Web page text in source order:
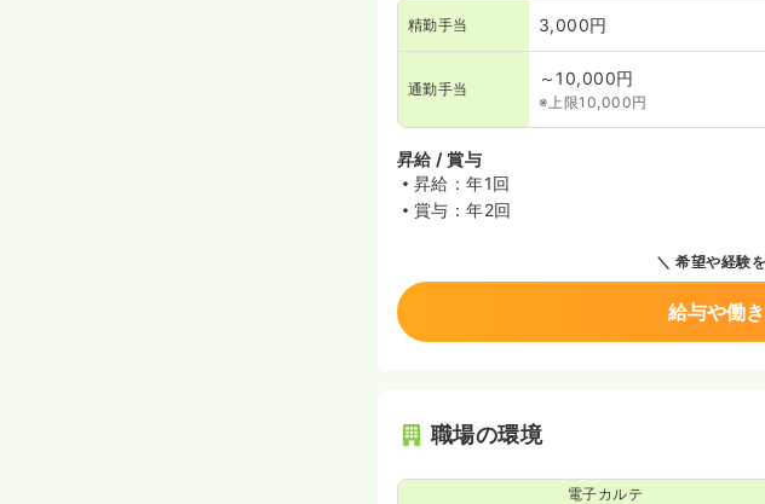
精勤手当 3,000円
通勤手当
～10,000円
※上限10,000円
昇給 / 賞与
昇給：年1回
賞与：年2回
希望や経験
給与や働
職場の環境
電子カルテ